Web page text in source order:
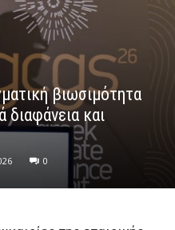
βιωσιμότητα
διαφάνεια και
0